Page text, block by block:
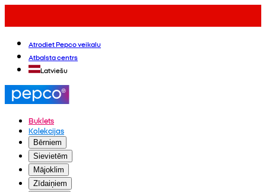
Atrodiet Pepco veikalu
Atbalsta centrs
Latviešu
Buklets
Kolekcijas
Bērniem
Sievietēm
Mājoklim
Zīdaiņiem